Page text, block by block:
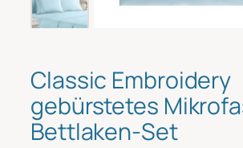
Classic Embroidery
gebürstetes
Bettlaken-Set
Nachricht